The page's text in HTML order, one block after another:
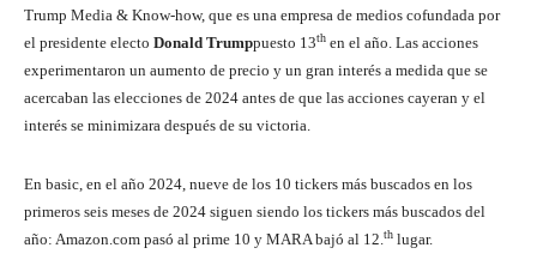
Trump Media & Know-how, que es una empresa de medios cofundada por
el presidente electo Donald Trumppuesto 13th en el año. Las acciones
experimentaron un aumento de precio y un gran interés a medida que se
acercaban las elecciones de 2024 antes de que las acciones cayeran y el
interés se minimizara después de su victoria.
En basic, en el año 2024, nueve de los 10 tickers más buscados en los
primeros seis meses de 2024 siguen siendo los tickers más buscados del
año: Amazon.com pasó al prime 10 y MARA bajó al 12.th lugar.